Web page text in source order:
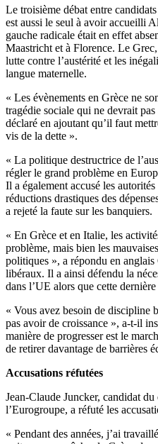
Le troisième débat entre
est aussi le seul à avoir accueilli
gauche radicale était en effet
Maastricht et à Florence. Le
lutte contre l’austérité et les
langue maternelle.
« Les évènements en Grèce ne
tragédie sociale qui ne devrait
déclaré en ajoutant qu’il faut
vis de la dette ».
« La politique destructrice de
régler le grand problème en
Il a également accusé les
réductions drastiques des
a rejeté la faute sur les banquiers.
« En Grèce et en Italie, les
problème, mais bien les
politiques », a répondu en
libéraux. Il a ainsi défendu la
dans l’UE alors que cette
« Vous avez besoin de discipline
pas avoir de croissance », a-t-il
manière de progresser est le
de retirer davantage de barrières
Accusations réfutées
Jean-Claude Juncker, candidat
l’Eurogroupe, a réfuté les
« Pendant des années, j’ai